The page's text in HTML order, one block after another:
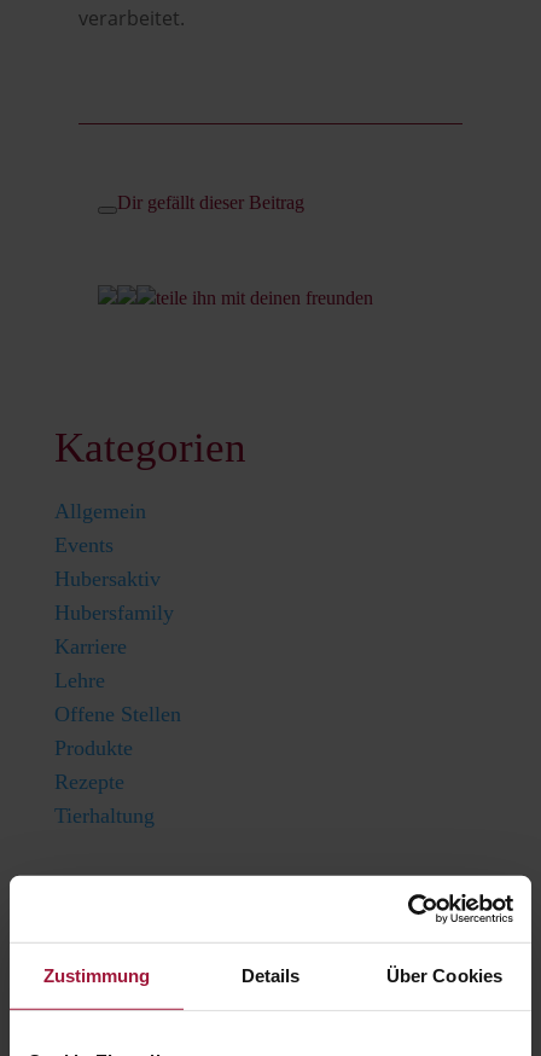
Zustimmung Details Über Cookies
verarbeitet.
Dir gefällt dieser Beitrag
teile ihn mit deinen freunden
Kategorien
Allgemein
Events
Hubersaktiv
Hubersfamily
Karriere
Lehre
Offene Stellen
Produkte
Rezepte
Tierhaltung